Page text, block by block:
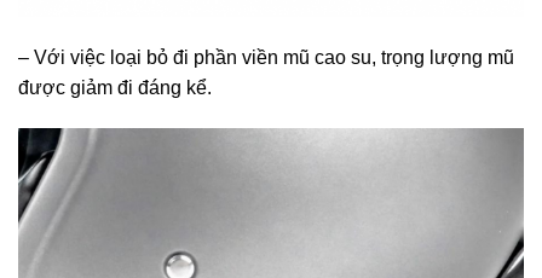
– Với việc loại bỏ đi phần viền mũ cao su, trọng lượng mũ
được giảm đi đáng kể.